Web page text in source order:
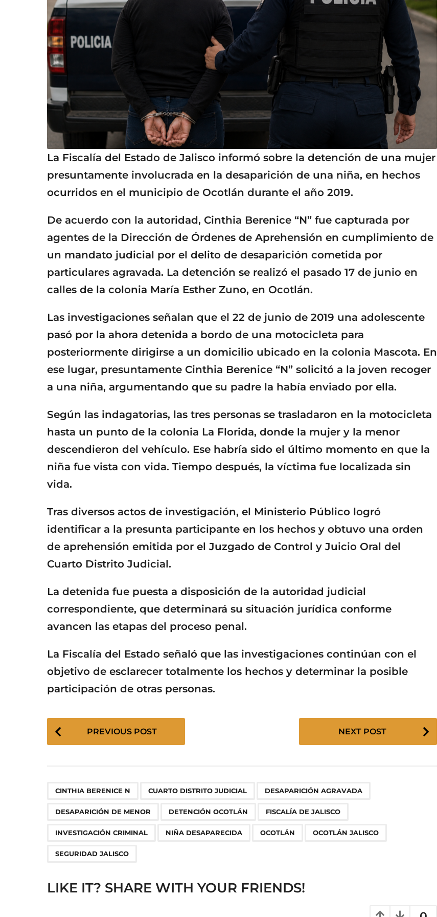
La Fiscalía del Estado de Jalisco informó sobre la detención de una mujer
presuntamente involucrada en la desaparición de una niña, en hechos
ocurridos en el municipio de Ocotlán durante el año 2019.
De acuerdo con la autoridad, Cinthia Berenice “N” fue capturada por
agentes de la Dirección de Órdenes de Aprehensión en cumplimiento de
un mandato judicial por el delito de desaparición cometida por
particulares agravada. La detención se realizó el pasado 17 de junio en
calles de la colonia María Esther Zuno, en Ocotlán.
Las investigaciones señalan que el 22 de junio de 2019 una adolescente
pasó por la ahora detenida a bordo de una motocicleta para
posteriormente dirigirse a un domicilio ubicado en la colonia Mascota. En
ese lugar, presuntamente Cinthia Berenice “N” solicitó a la joven recoger
a una niña, argumentando que su padre la había enviado por ella.
Según las indagatorias, las tres personas se trasladaron en la motocicleta
hasta un punto de la colonia La Florida, donde la mujer y la menor
descendieron del vehículo. Ese habría sido el último momento en que la
niña fue vista con vida. Tiempo después, la víctima fue localizada sin
vida.
Tras diversos actos de investigación, el Ministerio Público logró
identificar a la presunta participante en los hechos y obtuvo una orden
de aprehensión emitida por el Juzgado de Control y Juicio Oral del
Cuarto Distrito Judicial.
La detenida fue puesta a disposición de la autoridad judicial
correspondiente, que determinará su situación jurídica conforme
avancen las etapas del proceso penal.
La Fiscalía del Estado señaló que las investigaciones continúan con el
objetivo de esclarecer totalmente los hechos y determinar la posible
participación de otras personas.
P
o
PREVIOUS POST NEXT POST
CINTHIA BERENICE N CUARTO DISTRITO JUDICIAL DESAPARICIÓN AGRAVADA
DESAPARICIÓN DE MENOR DETENCIÓN OCOTLÁN FISCALÍA DE JALISCO
INVESTIGACIÓN CRIMINAL NIÑA DESAPARECIDA OCOTLÁN OCOTLÁN JALISCO
SEGURIDAD JALISCO
LIKE IT? SHARE WITH YOUR FRIENDS!